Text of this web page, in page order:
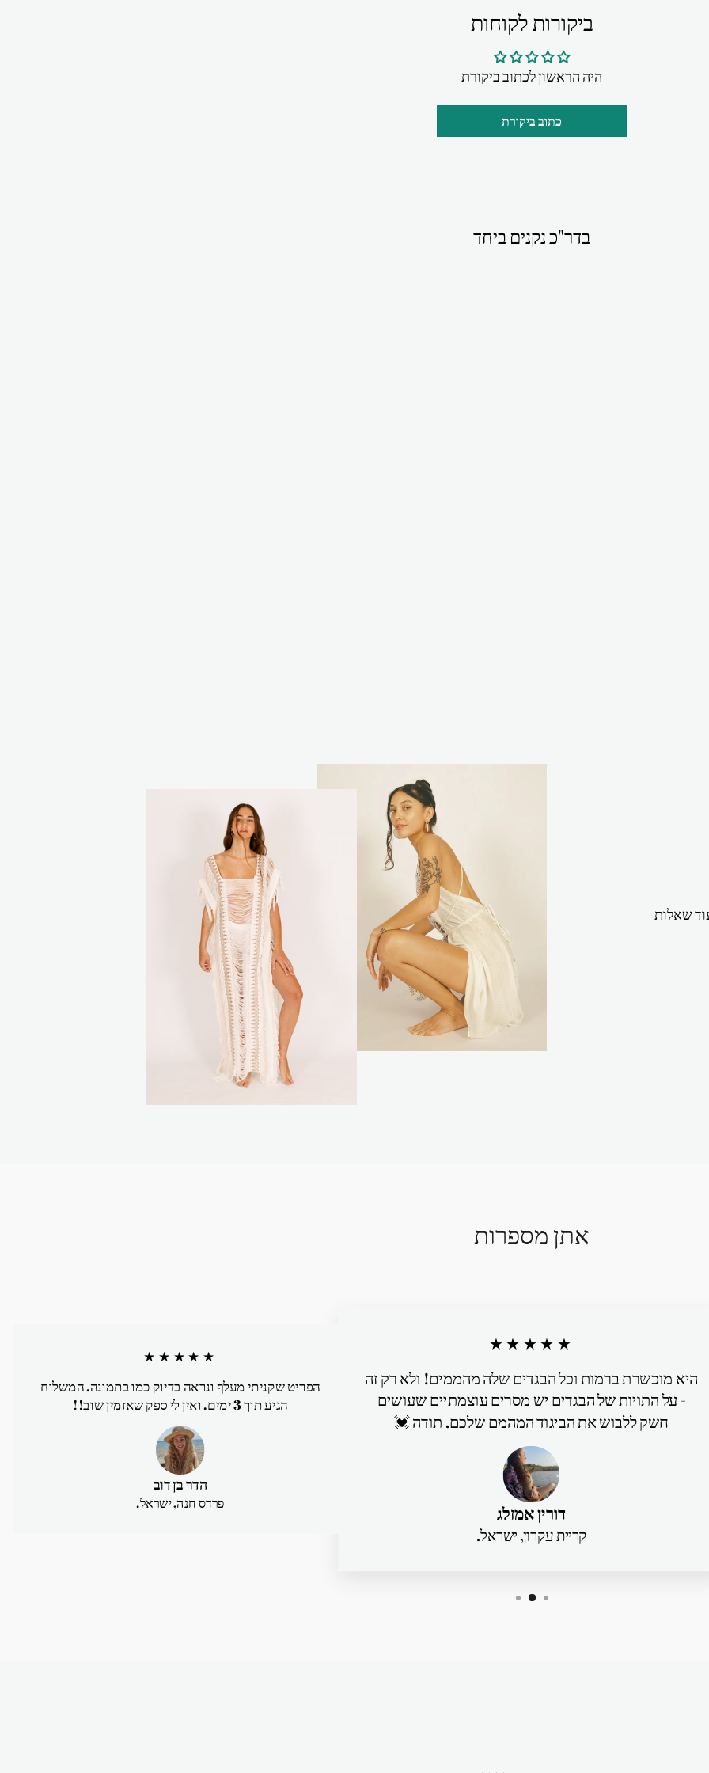
ביקורות לקוחות
היה הראשון לכתוב ביקורת
כתוב ביקורת
בדר"כ נקנים ביחד
שאלות
אתן מספרות
★★★★★
היא מוכשרת ברמות וכל הבגדים שלה מהממים! ולא רק זה
- על התויות של הבגדים יש מסרים עוצמתיים שעושים
חשק ללבוש את הביגוד המהמם שלכם. תודה 💓
דורין אמזלג
קריית עקרון, ישראל.
★★★★★
הפריט שקניתי מעלף ונראה בדיוק כמו בתמונה. המשלוח
הגיע תוך 3 ימים. ואין לי ספק שאזמין שוב!!
הדר בן דוב
פרדס חנה, ישראל.